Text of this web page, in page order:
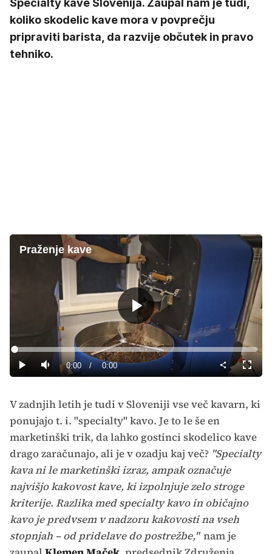
Specialty kave Slovenija. Zaupal nam je tudi,
koliko skodelic kave mora v povprečju
pripraviti barista, da razvije občutek in pravo
tehniko.
Praženje kave
Predvajaj
PredvajajTiho Current
0:00 / Duration
0:00
Loaded:
0%
način
V zadnjih letih je tudi v Sloveniji vse več kavarn, ki
ponujajo t. i. "specialty" kavo. Je to le še en
marketinški trik, da lahko gostinci skodelico kave
drago zaračunajo, ali je v ozadju kaj več? "Specialty
kava ni le marketinški izraz, ampak označuje
najvišjo kakovost kave, ki izpolnjuje zelo stroge
kriterije. Razlika med specialty kavo in običajno
kavo je predvsem v nadzoru kakovosti na vseh
stopnjah – od pridelave do postrežbe," nam je